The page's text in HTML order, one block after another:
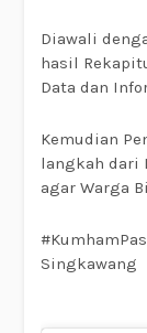
Diawali
hasil
Data dan
Kemudian
langkah dari
agar Warga
Singkawang